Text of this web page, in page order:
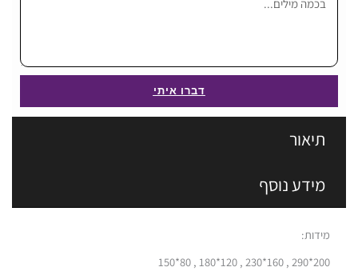
דברו איתי
תיאור
מידע נוסף
מידות:
200*290 , 160*230 , 120*180 , 80*150